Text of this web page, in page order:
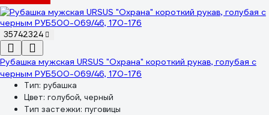
35742324
Рубашка мужская URSUS "Охрана" короткий рукав, голубая с
черным РУБ500-069/46, 170-176
Тип: рубашка
Цвет: голубой, черный
Тип застежки: пуговицы